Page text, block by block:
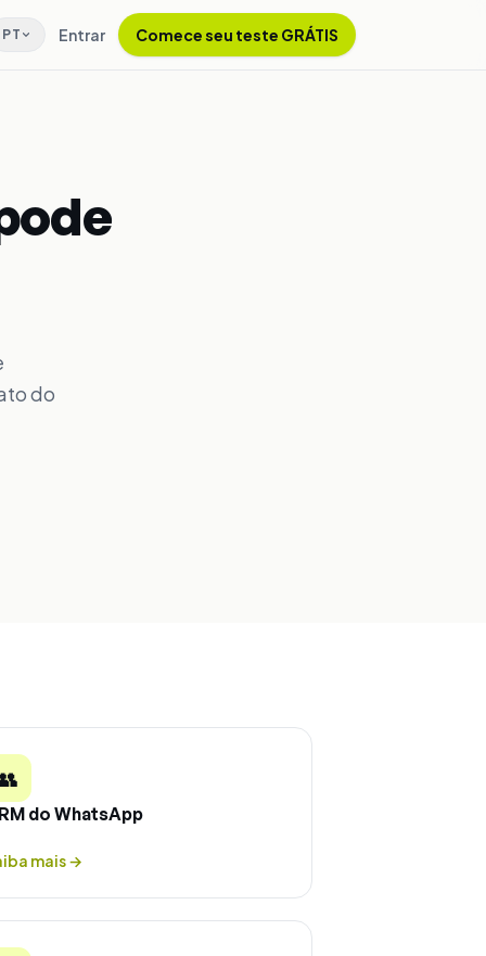
PT Entrar Comece seu teste GRÁTIS
do
do WhatsApp
mais→